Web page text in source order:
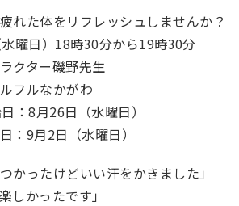
れた体をリフレッシュしませんか？
曜日）18時30分から19時30分
クター磯野先生
フルなかがわ
：8月26日（水曜日）
：9月2日（水曜日）
かったけどいい汗をかきました」
しかったです」